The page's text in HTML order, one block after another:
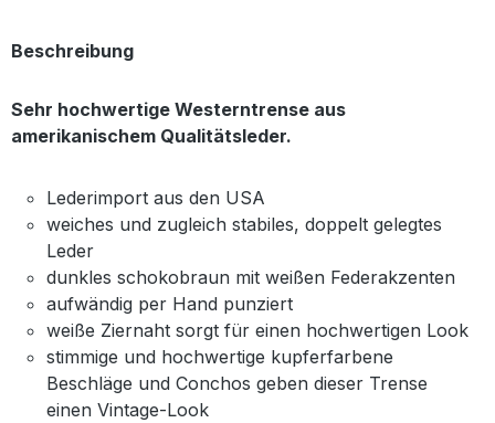
Beschreibung
Sehr hochwertige Westerntrense aus
amerikanischem Qualitätsleder.
Lederimport aus den USA
weiches und zugleich stabiles, doppelt gelegtes
Leder
dunkles schokobraun mit weißen Federakzenten
aufwändig per Hand punziert
weiße Ziernaht sorgt für einen hochwertigen Look
stimmige und hochwertige kupferfarbene
Beschläge und Conchos geben dieser Trense
einen Vintage-Look